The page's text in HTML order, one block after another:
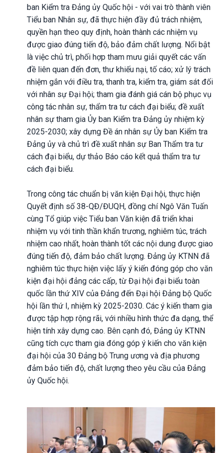
ban Kiểm tra Đảng ủy Quốc hội - với vai trò thành viên
Tiểu ban Nhân sự, đã thực hiện đầy đủ trách nhiệm,
quyền hạn theo quy định, hoàn thành các nhiệm vụ
được giao đúng tiến độ, bảo đảm chất lượng. Nổi bật
là việc chủ trì, phối hợp tham mưu giải quyết các vấn
đề liên quan đến đơn, thư khiếu nại, tố cáo; xử lý trách
nhiệm gắn với điều tra, thanh tra, kiểm tra, giám sát đối
với nhân sự Đại hội; tham gia đánh giá cán bộ phục vụ
công tác nhân sự, thẩm tra tư cách đại biểu; đề xuất
nhân sự tham gia Ủy ban Kiểm tra Đảng ủy nhiệm kỳ
2025-2030; xây dựng Đề án nhân sự Ủy ban Kiểm tra
Đảng ủy và chủ trì đề xuất nhân sự Ban Thẩm tra tư
cách đại biểu, dự thảo Báo cáo kết quả thẩm tra tư
cách đại biểu.
Trong công tác chuẩn bị văn kiện Đại hội, thực hiện
Quyết định số 38-QĐ/ĐUQH, đồng chí Ngô Văn Tuấn
cùng Tổ giúp việc Tiểu ban Văn kiện đã triển khai
nhiệm vụ với tinh thần khẩn trương, nghiêm túc, trách
nhiệm cao nhất, hoàn thành tốt các nội dung được giao
đúng tiến độ, đảm bảo chất lượng. Đảng ủy KTNN đã
nghiêm túc thực hiện việc lấy ý kiến đóng góp cho văn
kiện đại hội đảng các cấp, từ Đại hội đại biểu toàn
quốc lần thứ XIV của Đảng đến Đại hội Đảng bộ Quốc
hội lần thứ I, nhiệm kỳ 2025-2030. Các ý kiến tham gia
được tập hợp rộng rãi, với nhiều hình thức đa dạng, thể
hiện tính xây dựng cao. Bên cạnh đó, Đảng ủy KTNN
cũng tích cực tham gia đóng góp ý kiến cho văn kiện
đại hội của 30 Đảng bộ Trung ương và địa phương
đảm bảo tiến độ, chất lượng theo yêu cầu của Đảng
ủy Quốc hội.